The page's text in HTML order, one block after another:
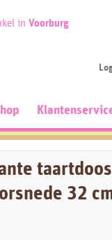
in Voorburg
taartdoos
32